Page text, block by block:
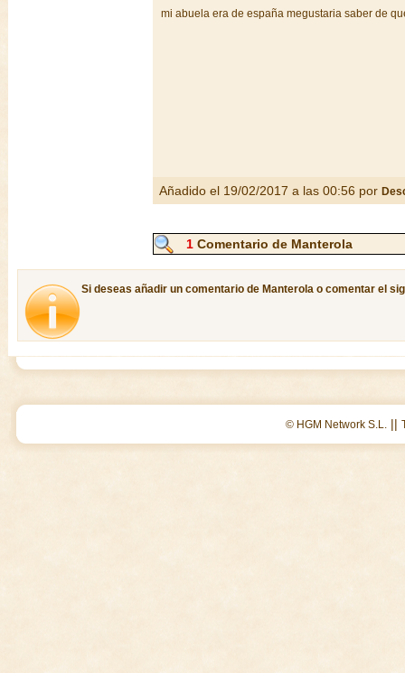
mi abuela era de españa megustaria saber de
Añadido el 19/02/2017 a las 00:56 por
1 Comentario de Manterola
Si deseas añadir un comentario de Manterola o comentar el
© HGM Network S.L. ||